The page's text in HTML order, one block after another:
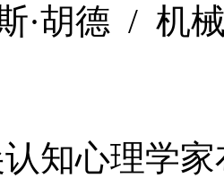
·胡德 / 机
知心理学